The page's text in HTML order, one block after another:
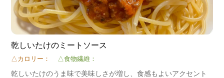
乾しいたけのミートソース
△カロリー： △食物繊維：
乾しいたけのうま味で美味しさが増し、食感もよいアクセント